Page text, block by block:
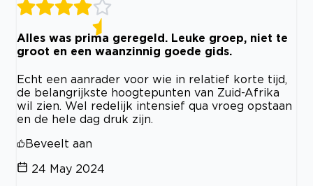
Alles was prima geregeld. Leuke groep, niet te
groot en een waanzinnig goede gids.
Echt een aanrader voor wie in relatief korte tijd,
de belangrijkste hoogtepunten van Zuid-Afrika
wil zien. Wel redelijk intensief qua vroeg opstaan
en de hele dag druk zijn.
Beveelt aan
24 May 2024